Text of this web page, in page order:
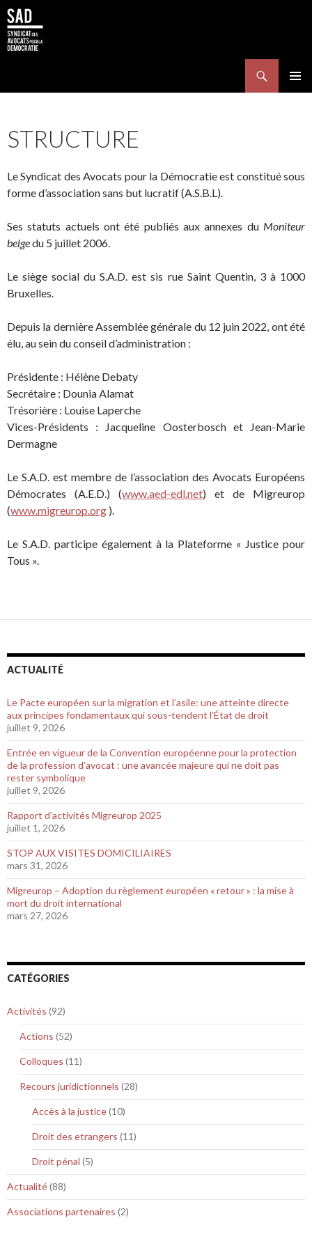
STRUCTURE
Le Syndicat des Avocats pour la Démocratie est constitué sous
forme d’association sans but lucratif (A.S.B.L).
Ses statuts actuels ont été publiés aux annexes du Moniteur
belgedu 5 juillet 2006.
Le siège social du S.A.D. est sis rue Saint Quentin, 3 à 1000
Bruxelles.
Depuis la dernière Assemblée générale du 12 juin 2022, ont été
élu, au sein du conseil d’administration :
Présidente : Hélène Debaty
Secrétaire : Dounia Alamat
Trésorière : Louise Laperche
Vices-Présidents : Jacqueline Oosterbosch et Jean-Marie
Dermagne
Le S.A.D. est membre de l’association des Avocats Européens
Démocrates (A.E.D.) (www.aed-edl.net) et de Migreurop
(www.migreurop.org ).
Le S.A.D. participe également à la Plateforme « Justice pour
Tous ».
ACTUALITÉ
Le Pacte européen sur la migration et l’asile: une atteinte directe
aux principes fondamentaux qui sous-tendent l’État de droit
juillet 9, 2026
Entrée en vigueur de la Convention européenne pour la protection
de la profession d’avocat : une avancée majeure qui ne doit pas
rester symbolique
juillet 9, 2026
Rapport d’activités Migreurop 2025
juillet 1, 2026
STOP AUX VISITES DOMICILIAIRES
mars 31, 2026
Migreurop – Adoption du règlement européen « retour » : la mise à
mort du droit international
mars 27, 2026
CATÉGORIES
Activités (92)
Actions (52)
Colloques (11)
Recours juridictionnels (28)
Accès à la justice(10)
Droit des etrangers (11)
Droit pénal (5)
Actualité(88)
Associations partenaires (2)